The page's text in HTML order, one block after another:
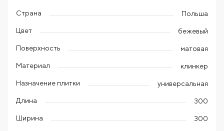
Страна Польша
Цвет бежевый
Поверхность матовая
Материал клинкер
Назначение плитки универсальная
Длина 300
Ширина 300